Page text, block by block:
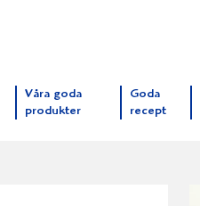
Våra goda
produkter
Goda
recept